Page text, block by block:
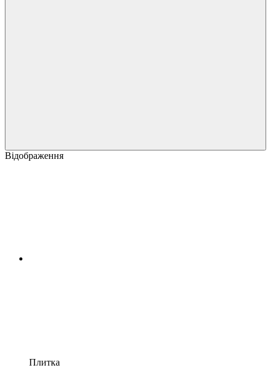
Відображення
Плитка